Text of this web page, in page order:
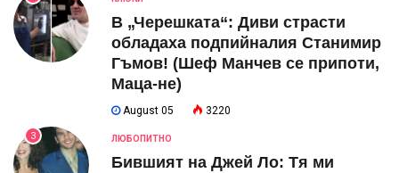
В „Черешката“: Диви страсти
обладаха подпийналия Станимир
Гъмов! (Шеф Манчев се припоти,
Маца-не)
August 05 3220
3 ЛЮБОПИТНО
Бившият на Джей Ло: Тя ми